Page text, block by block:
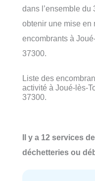
dans l’ensemble du
obtenir une mise en
encombrants à
37300.
Liste des
activité à Joué-lès-
37300.
Il y a 12 services
déchetteries ou